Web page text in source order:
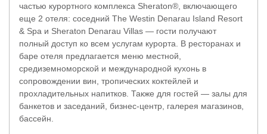
частью курортного комплекса Sheraton®, включающего
еще 2 отеля: соседний The Westin Denarau Island Resort
& Spa и Sheraton Denarau Villas — гости получают
полный доступ ко всем услугам курорта. В ресторанах и
баре отеля предлагается меню местной,
средиземноморской и международной кухонь в
сопровождении вин, тропических коктейлей и
прохладительных напитков. Также для гостей — залы для
банкетов и заседаний, бизнес-центр, галерея магазинов,
бассейн.